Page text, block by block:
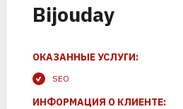
Bijouday
ОКАЗАННЫЕ УСЛУГИ:
SEO
ИНФОРМАЦИЯ О КЛИЕНТЕ: